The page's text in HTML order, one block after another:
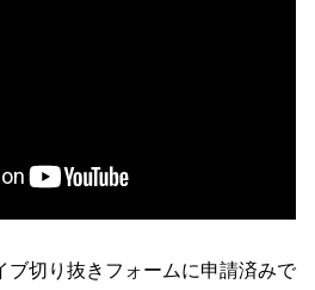
ブ切り抜きフォームに申請済みで